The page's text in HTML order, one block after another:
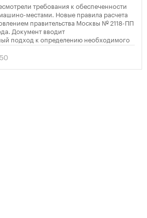
требования к обеспеченности
местами. Новые правила расчета
правительства Москвы № 2118-ПП
Документ вводит
подход к определению необходимого
в зависимости от площади квартир и
период для уже согласованных